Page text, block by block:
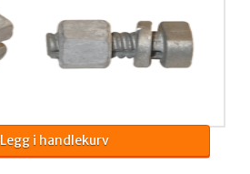
Legg i handlekurv